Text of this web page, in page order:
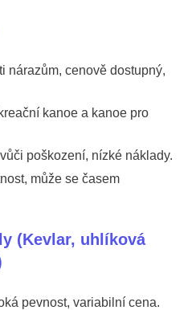
nárazům, cenově dostupný,
kanoe a kanoe pro
poškození, nízké náklady.
může se časem
(Kevlar, uhlíková
pevnost, variabilní cena.